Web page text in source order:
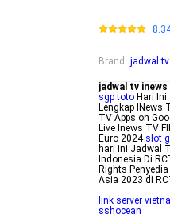
Brand : jadwal
jadwal tv
sgp toto Hari
Lengkap INews
TV Apps on
Live Inews TV
Euro 2024 slot
hari ini Jadwal
Indonesia Di
Rights
Asia 2023 di
link server
sshocean